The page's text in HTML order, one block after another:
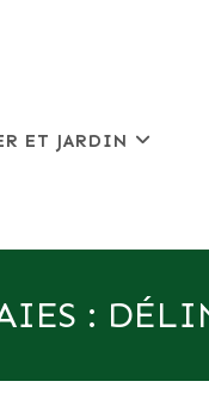
ET JARDIN
: